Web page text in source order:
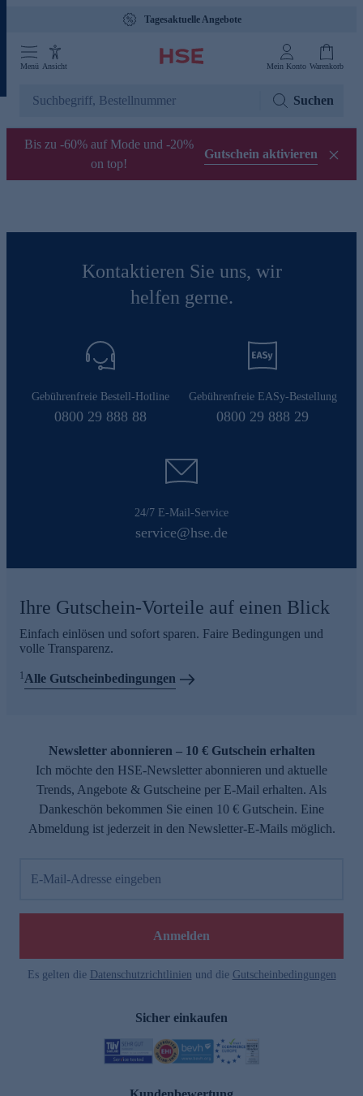
Tagesaktuelle Angebote
Menü Ansicht Mein Konto Warenkorb
Suchen
Bis zu -60% auf Mode und -20%
on top!
Gutschein aktivieren
Kontaktieren Sie uns, wir
helfen gerne.
Gebührenfreie Bestell-Hotline
0800 29 888 88
Gebührenfreie EASy-Bestellung
0800 29 888 29
24/7 E-Mail-Service
service@hse.de
Ihre Gutschein-Vorteile auf einen Blick
Einfach einlösen und sofort sparen. Faire Bedingungen und
volle Transparenz.
1Alle Gutscheinbedingungen
Newsletter abonnieren – 10 € Gutschein erhalten
Ich möchte den HSE-Newsletter abonnieren und aktuelle
Trends, Angebote & Gutscheine per E-Mail erhalten. Als
Dankeschön bekommen Sie einen 10 € Gutschein. Eine
Abmeldung ist jederzeit in den Newsletter-E-Mails möglich.
E-Mail-Adresse eingeben
Anmelden
Es gelten die Datenschutzrichtlinien und die Gutscheinbedingungen
Sicher einkaufen